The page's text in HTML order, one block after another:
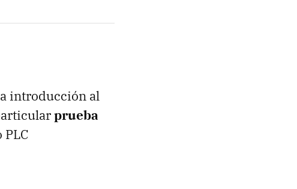
introducción al
prueba
PLC